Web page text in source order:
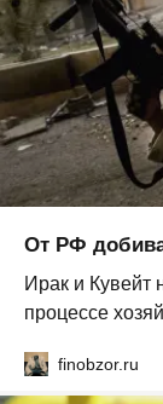
От РФ
Ирак и Кувейт
процессе
finobzor.ru